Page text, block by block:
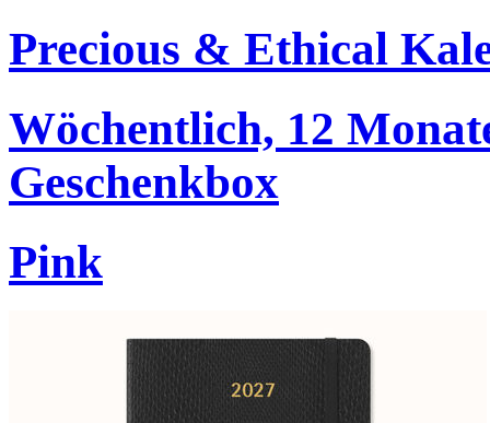
Precious & Ethical
Wöchentlich, 12
Geschenkbox
Pink